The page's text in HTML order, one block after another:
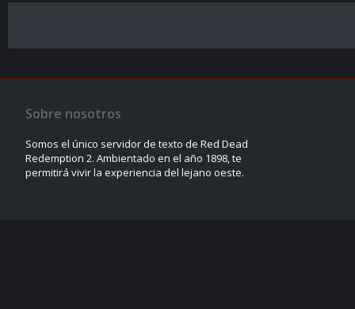
Sobre nosotros
Somos el único servidor de texto de Red Dead
Redemption 2. Ambientado en el año 1898, te
permitirá vivir la experiencia del lejano oeste.